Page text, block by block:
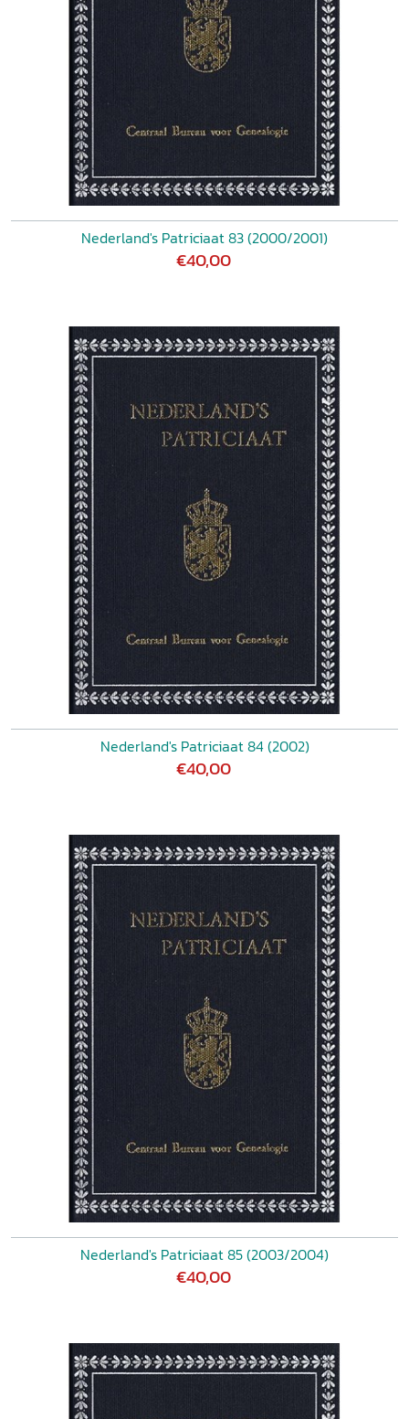
Nederland's Patriciaat 83 (2000/2001)
€40,00
Nederland's Patriciaat 84 (2002)
€40,00
Nederland's Patriciaat 85 (2003/2004)
€40,00